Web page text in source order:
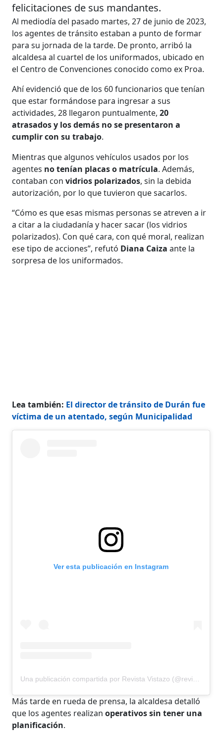
felicitaciones de sus mandantes.
Al mediodía del pasado martes, 27 de junio de 2023,
los agentes de tránsito estaban a punto de formar
para su jornada de la tarde. De pronto, arribó la
alcaldesa al cuartel de los uniformados, ubicado en
el Centro de Convenciones conocido como ex Proa.
Ahí evidenció que de los 60 funcionarios que tenían
que estar formándose para ingresar a sus
actividades, 28 llegaron puntualmente,20
atrasados y los demás no se presentaron a
cumplir con su trabajo.
Mientras que algunos vehículos usados por los
agentes no tenían placas o matrícula. Además,
contaban convidrios polarizados, sin la debida
autorización, por lo que tuvieron que sacarlos.
“Cómo es que esas mismas personas se atreven a ir
a citar a la ciudadanía y hacer sacar (los vidrios
polarizados). Con qué cara, con qué moral, realizan
ese tipo de acciones”, refutó Diana Caiza ante la
sorpresa de los uniformados.
Lea también: El director de tránsito de Durán fue
víctima de un atentado, según Municipalidad
Ver esta publicación en Instagram
Más tarde en rueda de prensa, la alcaldesa detalló
que los agentes realizanoperativos sin tener una
planificación.